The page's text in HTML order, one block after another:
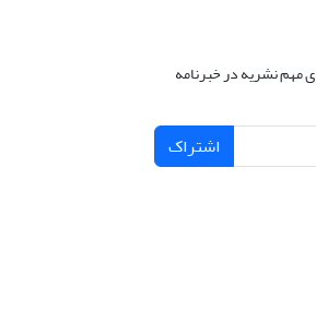
مهم نشریه در خبرنامه
اشتراک